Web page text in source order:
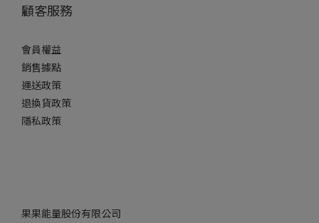
顧客服務
會員權益
銷售據點
運送政策
退換貨政策
隱私政策
果果能量股份有限公司